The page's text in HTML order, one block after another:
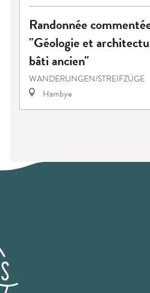
Randonnée
"Géologie et
bâti ancien"
WANDERUNGEN/STREIFZÜGE
Hambye